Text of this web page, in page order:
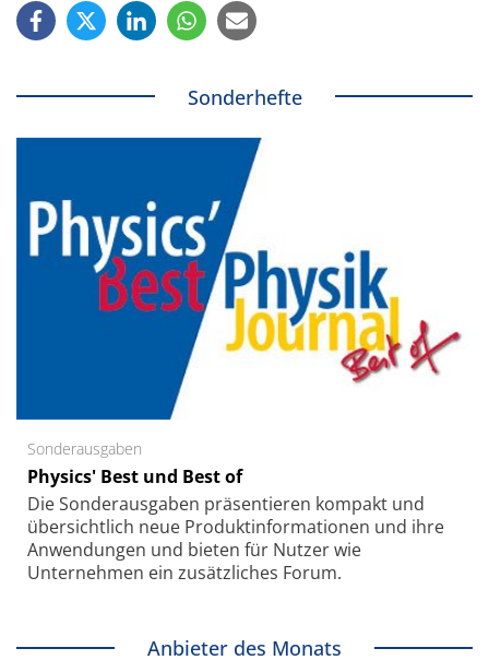
Sonderhefte
Sonderausgaben
Physics' Best und Best of
Die Sonder­ausgaben präsentieren kompakt und
übersichtlich neue Produkt­informationen und ihre
Anwendungen und bieten für Nutzer wie
Unternehmen ein zusätzliches Forum.
Anbieter des Monats